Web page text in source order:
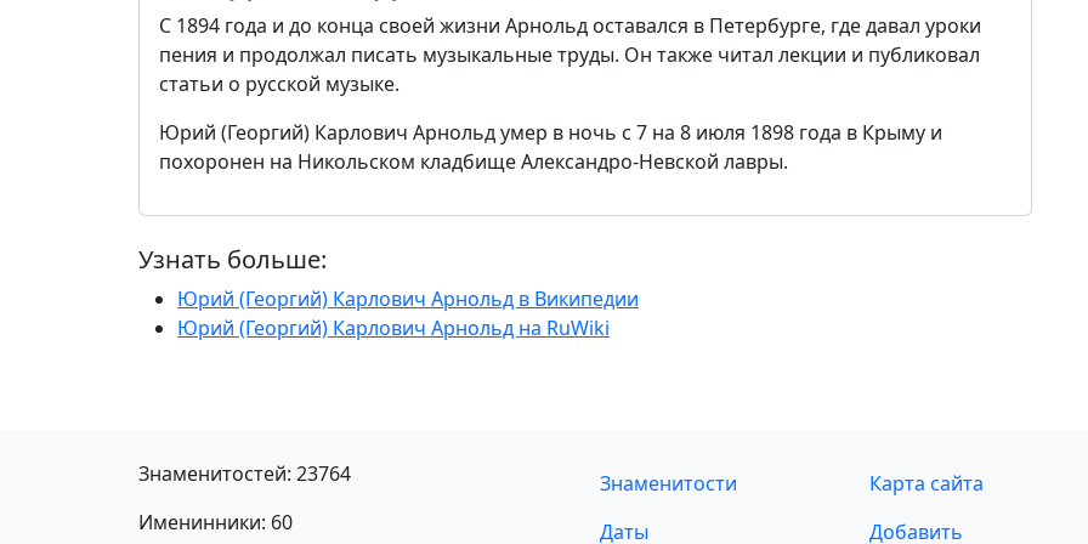
С 1894 года и до конца своей жизни Арнольд оставался в Петербурге, где давал уроки
пения и продолжал писать музыкальные труды. Он также читал лекции и публиковал
статьи о русской музыке.
Юрий (Георгий) Карлович Арнольд умер в ночь с 7 на 8 июля 1898 года в Крыму и
похоронен на Никольском кладбище Александро-Невской лавры.
Узнать больше:
Юрий (Георгий) Карлович Арнольд в Википедии
Юрий (Георгий) Карлович Арнольд на RuWiki
Знаменитостей: 23764
Именинники: 60
Знаменитости
Даты
Карта сайта
Добавить